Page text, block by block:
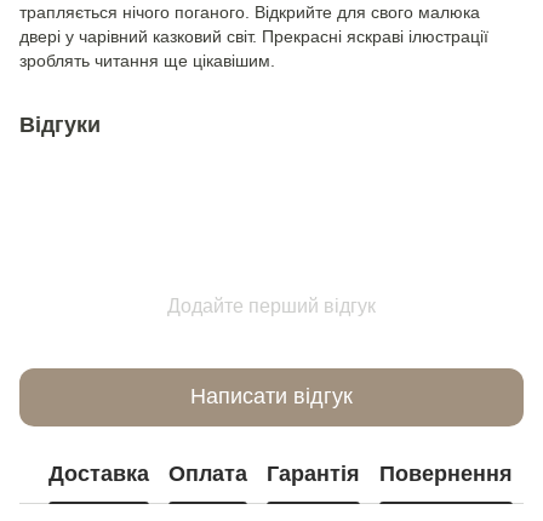
трапляється нічого поганого. Відкрийте для свого малюка
двері у чарівний казковий світ. Прекрасні яскраві ілюстрації
зроблять читання ще цікавішим.
Відгуки
Додайте перший відгук
Написати відгук
Доставка Оплата Гарантія Повернення